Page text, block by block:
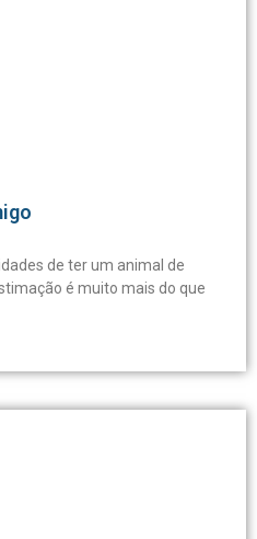
de ter um animal de
é muito mais do que